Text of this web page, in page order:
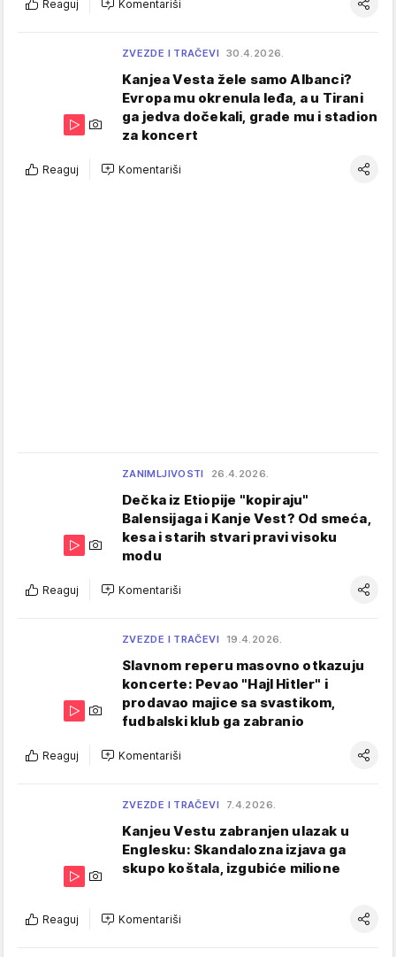
Reaguj Komentariši
ZVEZDE I TRAČEVI 30.4.2026.
Kanjea Vesta žele samo Albanci?
Evropa mu okrenula leđa, a u Tirani
ga jedva dočekali, grade mu i stadion
za koncert
Reaguj Komentariši
ZANIMLJIVOSTI 26.4.2026.
Dečka iz Etiopije "kopiraju"
Balensijaga i Kanje Vest? Od smeća,
kesa i starih stvari pravi visoku
modu
Reaguj Komentariši
ZVEZDE I TRAČEVI 19.4.2026.
Slavnom reperu masovno otkazuju
koncerte: Pevao "Hajl Hitler" i
prodavao majice sa svastikom,
fudbalski klub ga zabranio
Reaguj Komentariši
ZVEZDE I TRAČEVI 7.4.2026.
Kanjeu Vestu zabranjen ulazak u
Englesku: Skandalozna izjava ga
skupo koštala, izgubiće milione
Reaguj Komentariši